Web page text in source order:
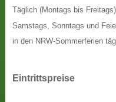
Täglich (Montags bis Freitags)
Samstags, Sonntags und
in den NRW-Sommerferien
Eintrittspreise